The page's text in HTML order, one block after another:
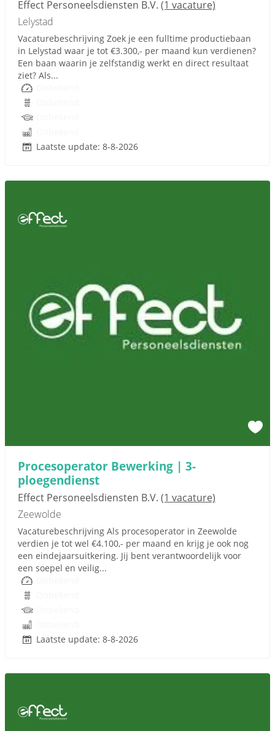
Effect Personeelsdiensten B.V. (1 vacature)
Lelystad
Vacaturebeschrijving Zoek je een fulltime productiebaan
in Lelystad waar je tot €3.300,- per maand kun verdienen?
Een baan waarin je zelfstandig werkt en direct resultaat
ziet? Als...
Laatste update: 8-8-2026
Procesoperator Bewerking | 3-
ploegendienst
Effect Personeelsdiensten B.V. (1 vacature)
Zeewolde
Vacaturebeschrijving Als procesoperator in Zeewolde
verdien je tot wel €4.100,- per maand en krijg je ook nog
een eindejaarsuitkering. Jij bent verantwoordelijk voor
een soepel en veilig...
Laatste update: 8-8-2026